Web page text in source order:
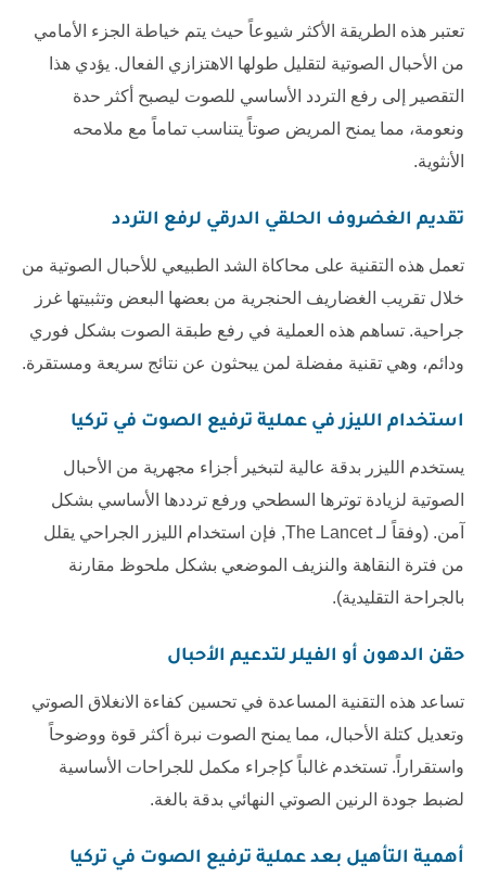
تعتبر هذه الطريقة الأكثر شيوعاً حيث يتم خياطة الجزء الأمامي
من الأحبال الصوتية لتقليل طولها الاهتزازي الفعال. يؤدي هذا
التقصير إلى رفع التردد الأساسي للصوت ليصبح أكثر حدة
ونعومة، مما يمنح المريض صوتاً يتناسب تماماً مع ملامحه
الأنثوية.
تقديم الغضروف الحلقي الدرقي لرفع التردد
تعمل هذه التقنية على محاكاة الشد الطبيعي للأحبال الصوتية من
خلال تقريب الغضاريف الحنجرية من بعضها البعض وتثبيتها غرز
جراحية. تساهم هذه العملية في رفع طبقة الصوت بشكل فوري
ودائم، وهي تقنية مفضلة لمن يبحثون عن نتائج سريعة ومستقرة.
استخدام الليزر في عملية ترفيع الصوت في تركيا
يستخدم الليزر بدقة عالية لتبخير أجزاء مجهرية من الأحبال
الصوتية لزيادة توترها السطحي ورفع ترددها الأساسي بشكل
آمن. (وفقاً لـThe Lancet, فإن استخدام الليزر الجراحي يقلل
من فترة النقاهة والنزيف الموضعي بشكل ملحوظ مقارنة
بالجراحة التقليدية).
حقن الدهون أو الفيلر لتدعيم الأحبال
تساعد هذه التقنية المساعدة في تحسين كفاءة الانغلاق الصوتي
وتعديل كتلة الأحبال، مما يمنح الصوت نبرة أكثر قوة ووضوحاً
واستقراراً. تستخدم غالباً كإجراء مكمل للجراحات الأساسية
لضبط جودة الرنين الصوتي النهائي بدقة بالغة.
أهمية التأهيل بعد عملية ترفيع الصوت في تركيا